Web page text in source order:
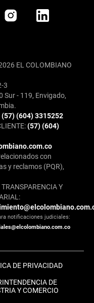
EL COLOMBIANO
3
Sur - 119, Envigado,
(57) (604) 3315252
(57) (604)
con
y reclamos (PQR),
Y
notificaciones judiciales:
DE PRIVACIDAD
DE
Y COMERCIO